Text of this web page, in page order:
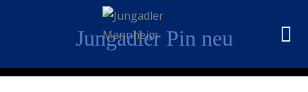
Jungadler Pin neu